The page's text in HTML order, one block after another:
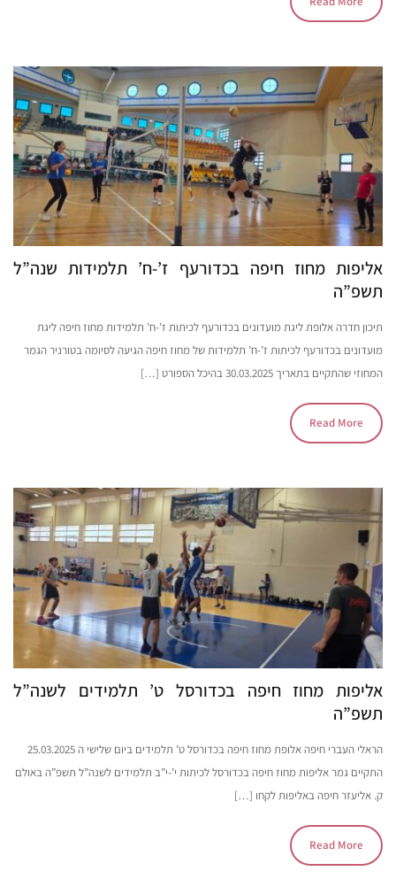
אליפות מחוז חיפה בכדורעף ז’-ח’ תלמידות שנה”ל
תשפ”ה
תיכון חדרה אלופת ליגת מועדונים בכדורעף לכיתות ז’-ח’ תלמידות מחוז חיפה ליגת
מועדונים בכדורעף לכיתות ז’-ח’ תלמידות של מחוז חיפה הגיעה לסיומה בטורניר הגמר
המחוזי שהתקיים בתאריך 30.03.2025 בהיכל הספורט […]
Read More
אליפות מחוז חיפה בכדורסל ט’ תלמידים לשנה”ל
תשפ”ה
הראלי העברי חיפה אלופת מחוז חיפה בכדורסל ט’ תלמידים ביום שלישי ה 25.03.2025
התקיים גמר אליפות מחוז חיפה בכדורסל לכיתות י’-י”ב תלמידים לשנה”ל תשפ”ה באולם
ק. אליעזר חיפה באליפות לקחו […]
Read More